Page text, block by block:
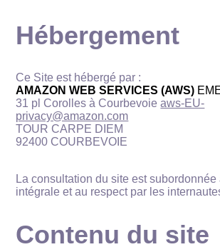
Hébergement
Ce Site est hébergé par :
AMAZON WEB SERVICES (AWS)
31 pl Corolles à Courbevoieaws-EU-
privacy@amazon.com
TOUR CARPE DIEM
92400 COURBEVOIE
La consultation du site est subordonnée
intégrale et au respect par les
Contenu du site